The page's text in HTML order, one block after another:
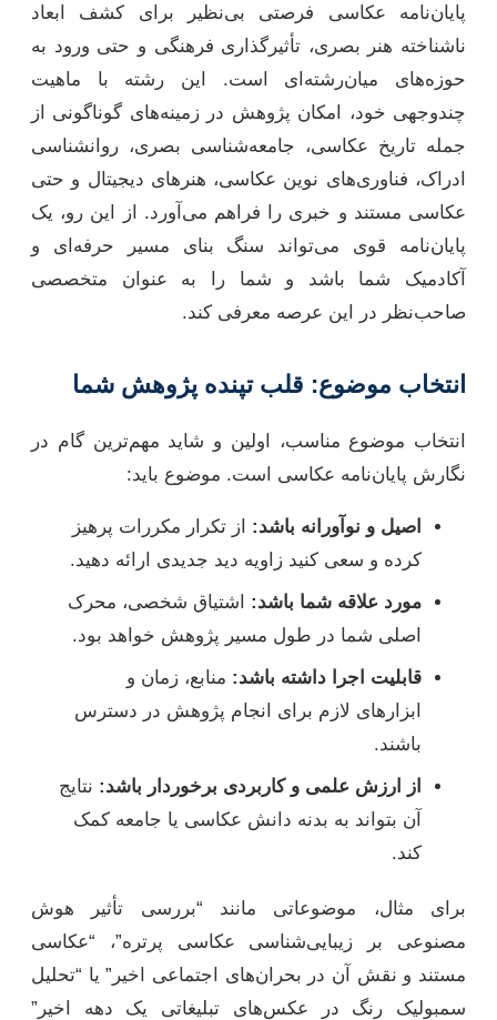
پایان‌نامه عکاسی فرصتی بی‌نظیر برای کشف ابعاد
ناشناخته هنر بصری، تأثیرگذاری فرهنگی و حتی ورود به
حوزه‌های میان‌رشته‌ای است. این رشته با ماهیت
چندوجهی خود، امکان پژوهش در زمینه‌های گوناگونی از
جمله تاریخ عکاسی، جامعه‌شناسی بصری، روانشناسی
ادراک، فناوری‌های نوین عکاسی، هنرهای دیجیتال و حتی
عکاسی مستند و خبری را فراهم می‌آورد. از این رو، یک
پایان‌نامه قوی می‌تواند سنگ بنای مسیر حرفه‌ای و
آکادمیک شما باشد و شما را به عنوان متخصصی
صاحب‌نظر در این عرصه معرفی کند.
انتخاب موضوع: قلب تپنده پژوهش شما
انتخاب موضوع مناسب، اولین و شاید مهم‌ترین گام در
نگارش پایان‌نامه عکاسی است. موضوع باید:
اصیل و نوآورانه باشد: از تکرار مکررات پرهیز
کرده و سعی کنید زاویه دید جدیدی ارائه دهید.
مورد علاقه شما باشد: اشتیاق شخصی، محرک
اصلی شما در طول مسیر پژوهش خواهد بود.
قابلیت اجرا داشته باشد: منابع، زمان و
ابزارهای لازم برای انجام پژوهش در دسترس
باشند.
از ارزش علمی و کاربردی برخوردار باشد: نتایج
آن بتواند به بدنه دانش عکاسی یا جامعه کمک
کند.
برای مثال، موضوعاتی مانند “بررسی تأثیر هوش
مصنوعی بر زیبایی‌شناسی عکاسی پرتره”، “عکاسی
مستند و نقش آن در بحران‌های اجتماعی اخیر” یا “تحلیل
سمبولیک رنگ در عکس‌های تبلیغاتی یک دهه اخیر”